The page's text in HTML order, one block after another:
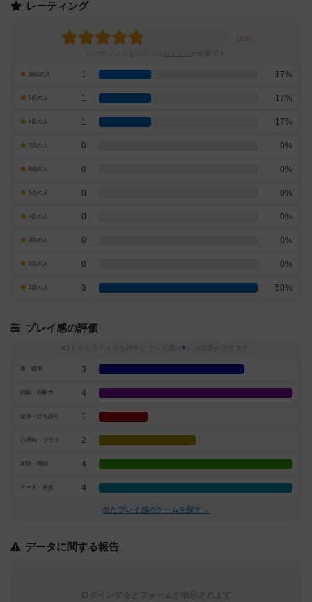
レーティング
10点の人 1 17%
9点の人 1 17%
8点の人 1 17%
7点の人 0 0%
6点の人 0 0%
5点の人 0 0%
4点の人 0 0%
3点の人 0 0%
2点の人 0 0%
1点の人 3 50%
プレイ感の評価
※
運・確率 3
戦略・判断力 4
交渉・立ち回り 1
心理戦・ブラフ 2
攻防・戦闘 4
アート・外見 4
似たプレイ感のゲームを探す→
データに関する報告